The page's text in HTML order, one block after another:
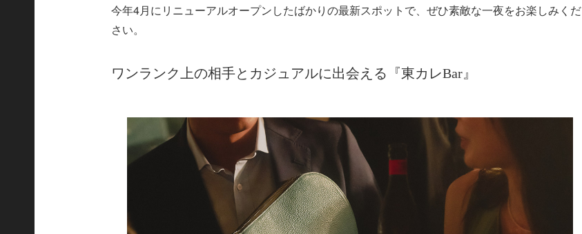
今年4月にリニューアルオープンしたばかりの最新スポットで、ぜひ素敵な一夜をお楽しみくだ
さい。
ワンランク上の相手とカジュアルに出会える『東カレBar』